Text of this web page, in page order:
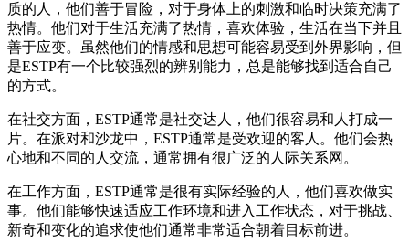
质的人，他们善于冒险，对于身体上的刺激和临时决策充满了
热情。他们对于生活充满了热情，喜欢体验，生活在当下并且
善于应变。虽然他们的情感和思想可能容易受到外界影响，但
是ESTP有一个比较强烈的辨别能力，总是能够找到适合自己
的方式。
在社交方面，ESTP通常是社交达人，他们很容易和人打成一
片。在派对和沙龙中，ESTP通常是受欢迎的客人。他们会热
心地和不同的人交流，通常拥有很广泛的人际关系网。
在工作方面，ESTP通常是很有实际经验的人，他们喜欢做实
事。他们能够快速适应工作环境和进入工作状态，对于挑战、
新奇和变化的追求使他们通常非常适合朝着目标前进。